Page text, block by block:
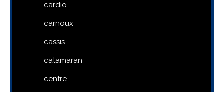
cardio
carnoux
cassis
catamaran
centre